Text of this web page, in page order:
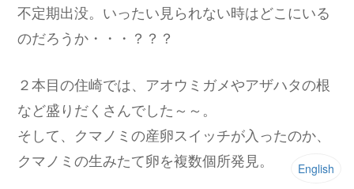
不定期出没。いったい見られない時はどこにいる
のだろうか・・・？？？
２本目の住崎では、アオウミガメやアザハタの根
など盛りだくさんでした～～。
そして、クマノミの産卵スイッチが入ったのか、
クマノミの生みたて卵を複数個所発見。
English